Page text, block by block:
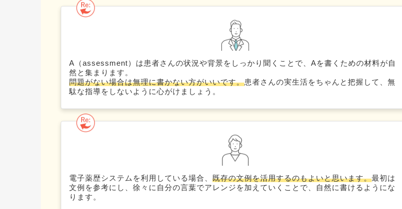
A（assessment）は患者さんの状況や背景をしっかり聞くことで、Aを書くための材料が自
然と集まります。
問題がない場合は無理に書かない方がいいです。患者さんの実生活をちゃんと把握して、無
駄な指導をしないように心がけましょう。
電子薬歴システムを利用している場合、 既存の文例を活用するのもよいと思います。最初は
文例を参考にし、徐々に自分の言葉でアレンジを加えていくことで、自然に書けるようにな
ります。